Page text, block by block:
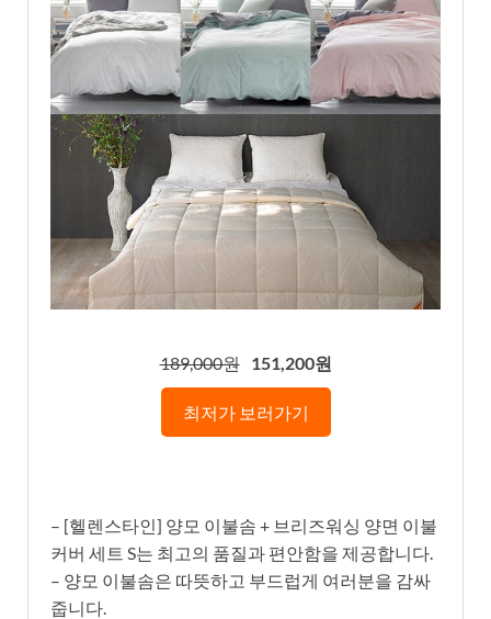
189,000원 151,200원
최저가 보러가기
– [헬렌스타인] 양모 이불솜 + 브리즈워싱 양면 이불
커버 세트 S는 최고의 품질과 편안함을 제공합니다.
– 양모 이불솜은 따뜻하고 부드럽게 여러분을 감싸
줍니다.